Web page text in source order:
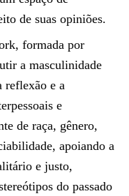
de suas opiniões.
formada por
a masculinidade
reflexão e a
e
de raça, gênero,
apoiando a
e justo,
do passado